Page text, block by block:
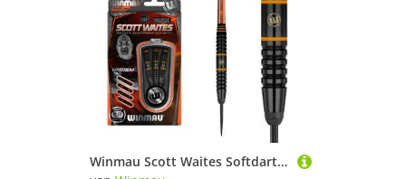
Winmau Scott Waites Softdart Komplettset 20g und Steeldart 19g Messing